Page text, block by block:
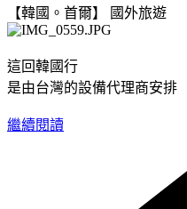
【韓國。首爾】
國外旅遊
這回韓國行
是由台灣的設備代理商安排
繼續閱讀